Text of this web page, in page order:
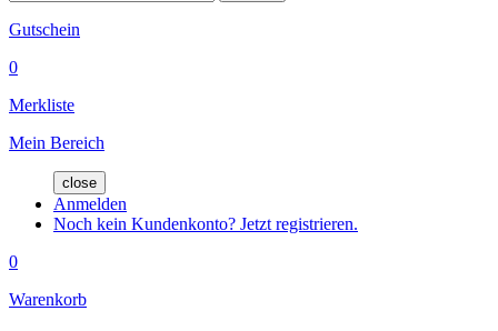
Gutschein
0
Merkliste
Mein Bereich
close
Anmelden
Noch kein Kundenkonto? Jetzt registrieren.
0
Warenkorb